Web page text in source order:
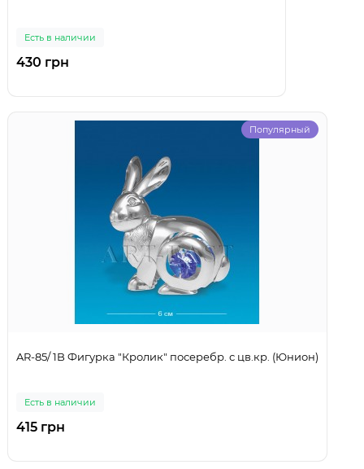
Есть в наличии
430 грн
Популярный
AR-85/ 1B Фигурка "Кролик" посеребр. с цв.кр. (Юнион)
Есть в наличии
415 грн